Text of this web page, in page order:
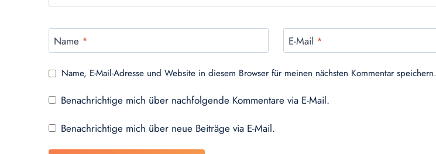
Name * E-Mail *
Name, E-Mail-Adresse und Website in diesem Browser für meinen nächsten Kommentar speichern.
Benachrichtige mich über nachfolgende Kommentare via E-Mail.
Benachrichtige mich über neue Beiträge via E-Mail.